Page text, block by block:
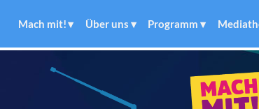
Mach mit! Über uns Programm